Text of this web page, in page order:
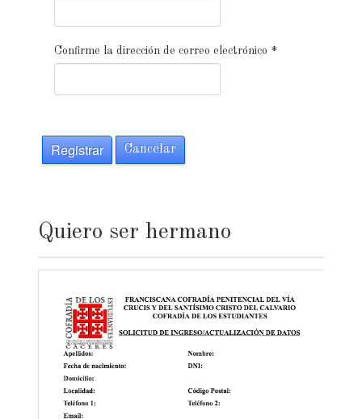
Confirme la dirección de correo electrónico *
Registrar Cancelar
Quiero ser hermano